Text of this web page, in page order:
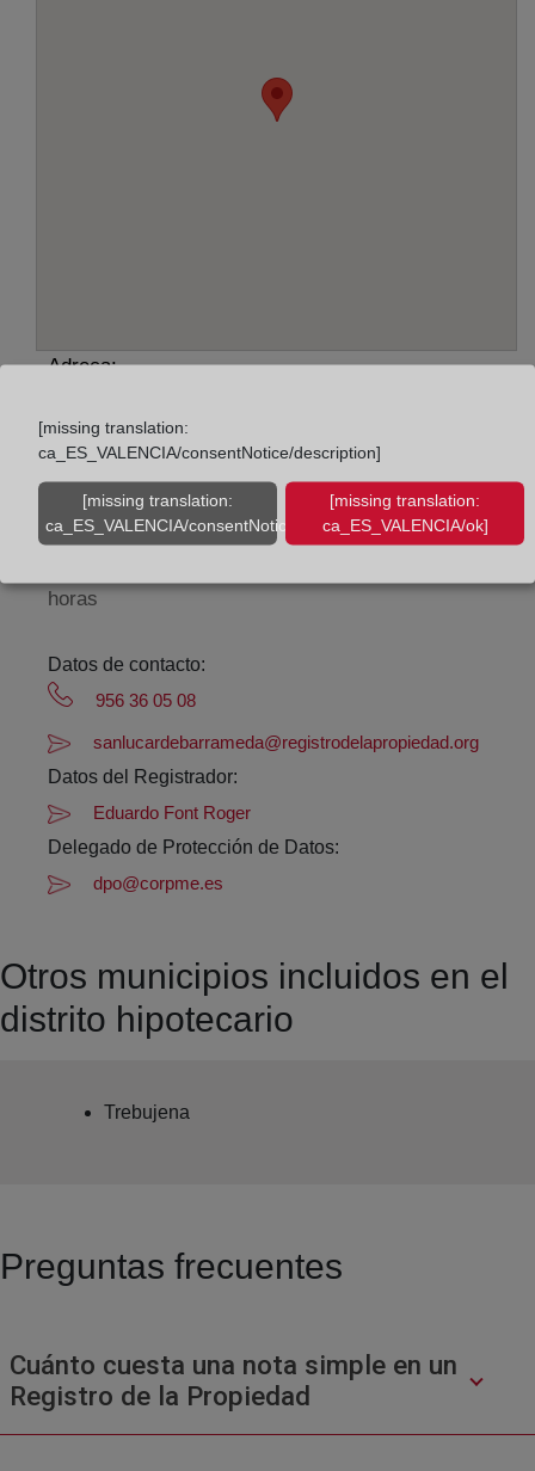
Adreça:
Horario:
De lunes a viernes de 09:00 a 17:00 horas
Agosto: De lunes a viernes de 09:00 a 14:00 horas
horas
Datos de contacto:
956 36 05 08
sanlucardebarrameda@registrodelapropiedad.org
Datos del Registrador:
Eduardo Font Roger
Delegado de Protección de Datos:
dpo@corpme.es
Otros municipios incluidos en el
distrito hipotecario
Trebujena
Preguntas frecuentes
Cuánto cuesta una nota simple en un
Registro de la Propiedad
[missing translation:
ca_ES_VALENCIA/consentNotice/description]
[missing translation:
ca_ES_VALENCIA/consentNotice/learnMore]
[missing translation:
ca_ES_VALENCIA/ok]